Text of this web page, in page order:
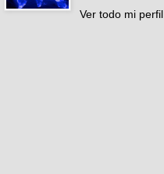
Ver todo mi perfil